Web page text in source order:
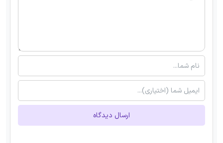
ارسال دیدگاه